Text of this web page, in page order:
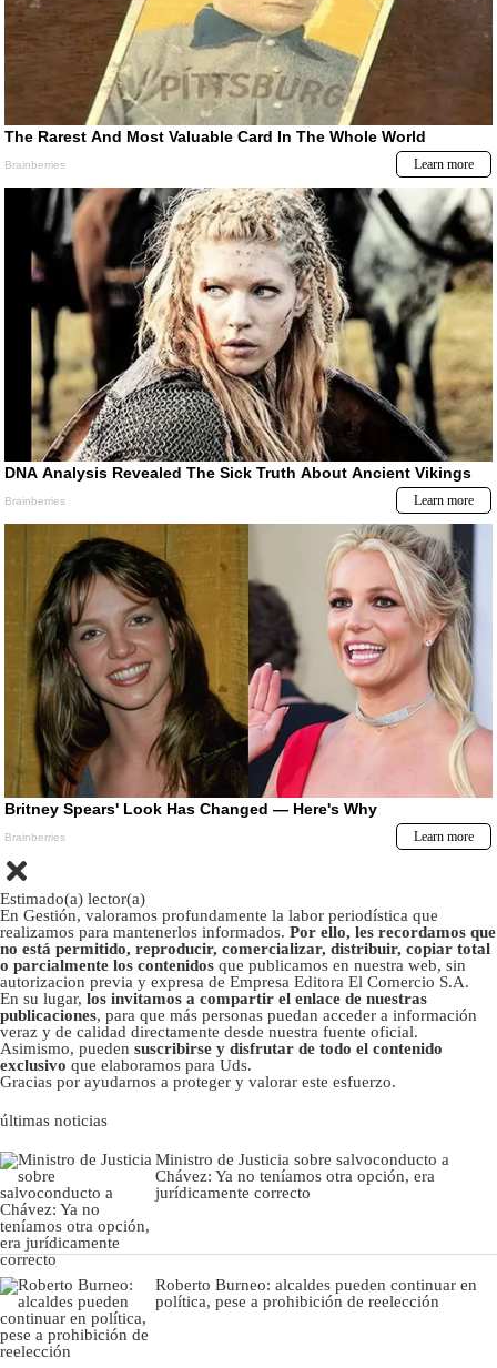
Estimado(a) lector(a)
En Gestión, valoramos profundamente la labor periodística que
realizamos para mantenerlos informados. Por ello, les recordamos que
no está permitido, reproducir, comercializar, distribuir, copiar total
o parcialmente los contenidos que publicamos en nuestra web, sin
autorizacion previa y expresa de Empresa Editora El Comercio S.A.
En su lugar, los invitamos a compartir el enlace de nuestras
publicaciones, para que más personas puedan acceder a información
veraz y de calidad directamente desde nuestra fuente oficial.
Asimismo, pueden suscribirse y disfrutar de todo el contenido
exclusivo que elaboramos para Uds.
Gracias por ayudarnos a proteger y valorar este esfuerzo.
últimas noticias
Ministro de Justicia sobre salvoconducto a
Chávez: Ya no teníamos otra opción, era
jurídicamente correcto
Roberto Burneo: alcaldes pueden continuar en
política, pese a prohibición de reelección